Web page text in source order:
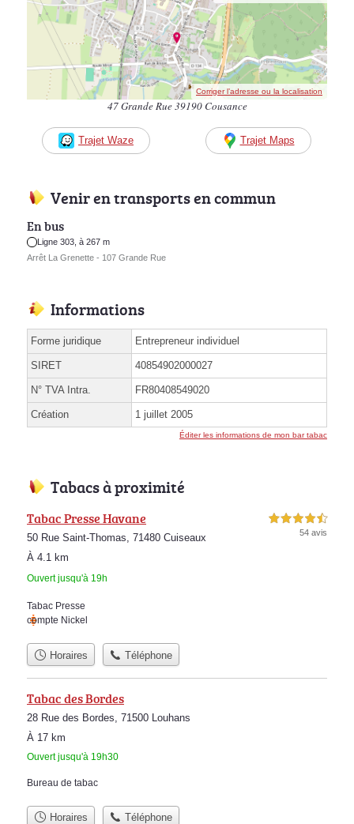
Corriger l’adresse ou la localisation
47 Grande Rue 39190 Cousance
Trajet Waze Trajet Maps
Venir en transports en commun
En bus
Ligne 303, à 267 m
Arrêt La Grenette - 107 Grande Rue
Informations
Forme juridique Entrepreneur individuel
SIRET 40854902000027
N° TVA Intra. FR80408549020
Création 1 juillet 2005
Éditer les informations de mon bar tabac
Tabacs à proximité
Tabac Presse Havane
50 Rue Saint-Thomas, 71480 Cuiseaux
À 4.1 km
Ouvert jusqu'à 19h
4,5 étoiles sur 5
54 avis
Tabac Presse
compte Nickel
Horaires Téléphone
Tabac des Bordes
28 Rue des Bordes, 71500 Louhans
À 17 km
Ouvert jusqu'à 19h30
Bureau de tabac
Horaires Téléphone